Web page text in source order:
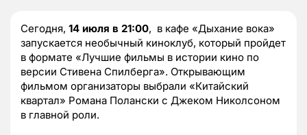
Сегодня, 14 июля в 21:00, в кафе «Дыхание вока»
запускается необычный киноклуб, который пройдет
в формате «Лучшие фильмы в истории кино по
версии Стивена Спилберга». Открывающим
фильмом организаторы выбрали «Китайский
квартал» Романа Полански с Джеком Николсоном
в главной роли.